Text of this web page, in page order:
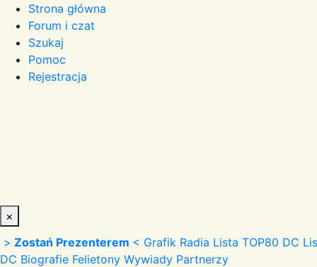
Strona główna
Forum i czat
Szukaj
Pomoc
Rejestracja
×
> Zostań Prezenterem < Grafik Radia Lista TOP80 DC
DC Biografie Felietony Wywiady Partnerzy